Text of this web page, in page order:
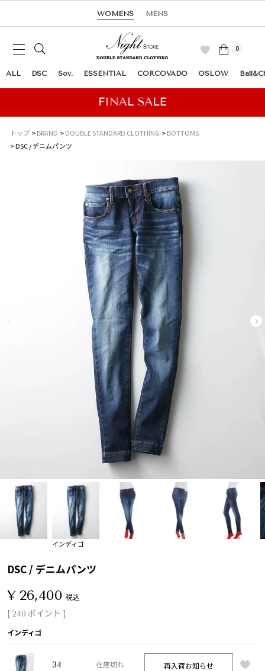
WOMENS MENS
0
ALL DSC Sov. ESSENTIAL CORCOVADO OSLOW
トップ BRAND DOUBLE STANDARD CLOTHING
BOTTOMS
DSC / デニムパンツ
インディゴ
DSC / デニムパンツ
¥ 26,400 税込
[ 240 ポイント ]
インディゴ
34 在庫切れ 再入荷お知らせ